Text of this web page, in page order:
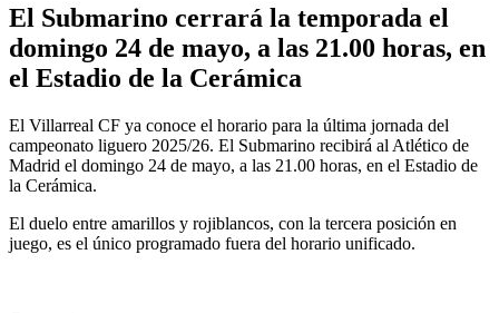
El Submarino cerrará la temporada el
domingo 24 de mayo, a las 21.00 horas, en
el Estadio de la Cerámica
El Villarreal CF ya conoce el horario para la última jornada del
campeonato liguero 2025/26. El Submarino recibirá al Atlético de
Madrid el domingo 24 de mayo, a las 21.00 horas, en el Estadio de
la Cerámica.
El duelo entre amarillos y rojiblancos, con la tercera posición en
juego, es el único programado fuera del horario unificado.